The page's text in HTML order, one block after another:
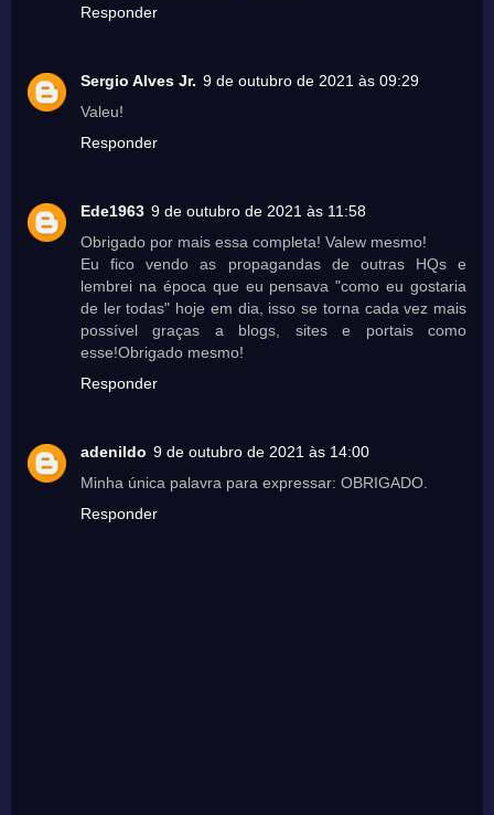
Responder
Sergio Alves Jr. 9 de outubro de 2021 às 09:29
Valeu!
Responder
Ede1963 9 de outubro de 2021 às 11:58
Obrigado por mais essa completa! Valew mesmo!
Eu fico vendo as propagandas de outras HQs e
lembrei na época que eu pensava "como eu gostaria
de ler todas" hoje em dia, isso se torna cada vez mais
possível graças a blogs, sites e portais como
esse!Obrigado mesmo!
Responder
adenildo 9 de outubro de 2021 às 14:00
Minha única palavra para expressar: OBRIGADO.
Responder